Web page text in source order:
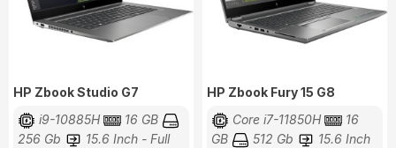
HP Zbook Studio G7
i9-10885H
16 GB
256 Gb
15.6 Inch - Full
HP Zbook Fury 15 G8
Core i7-11850H
16
GB
512 Gb
15.6 Inch